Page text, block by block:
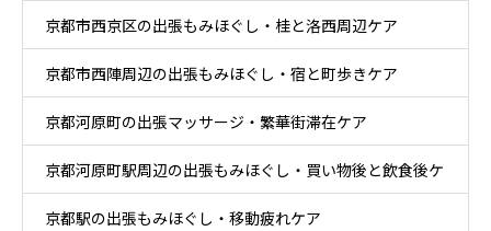
京都市西京区の出張もみほぐし・桂と洛西周辺ケア
京都市西陣周辺の出張もみほぐし・宿と町歩きケア
京都河原町の出張マッサージ・繁華街滞在ケア
京都河原町駅周辺の出張もみほぐし・買い物後と飲食後ケ
ア
京都駅の出張もみほぐし・移動疲れケア